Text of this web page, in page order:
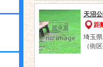
天沼
距
埼玉
（街